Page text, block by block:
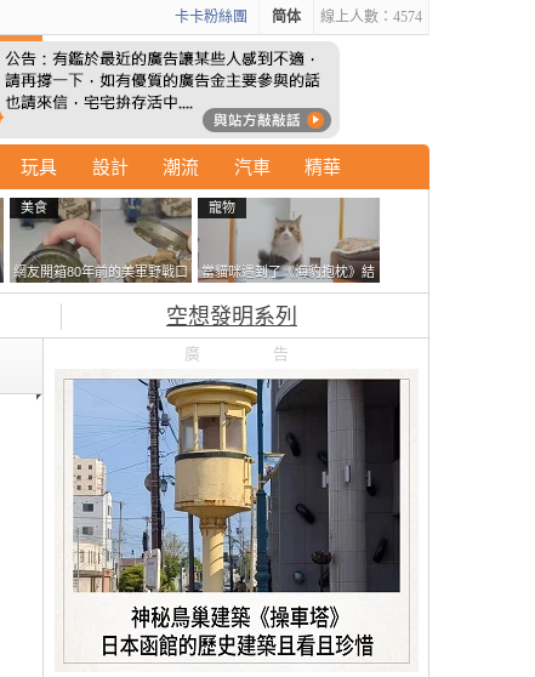
線上人數：4574
简体
卡卡粉絲團
玩具 設計 潮流 汽車 精華
美食
網友開箱80年前的美軍野戰口
糧 罐頭本身保存良好，但裡
寵物
當貓咪遇到了《海豹抱枕》結
果玩了10天後，海豹一整個走
鐘笑翻網友
空想發明系列
廣告